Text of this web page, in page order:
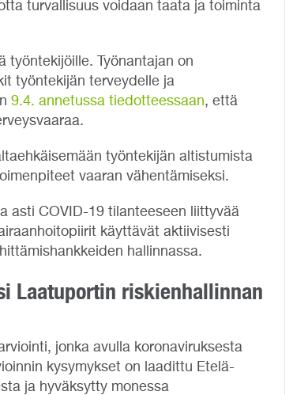
turvallisuus voidaan taata ja toiminta
työntekijöille. Työnantajan on
työntekijän terveydelle ja
9.4. annetussa tiedotteessaan, että
työntekijän altistumista
vaaran vähentämiseksi.
asti COVID-19 tilanteeseen liittyvää
käyttävät aktiivisesti
hallinnassa.
Laatuportin riskienhallinnan
jonka avulla koronaviruksesta
kysymykset on laadittu Etelä-
ja hyväksytty monessa